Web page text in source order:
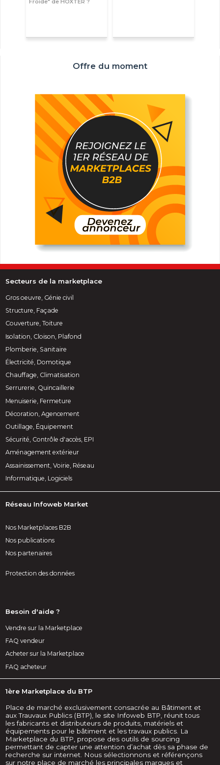
Offre du moment
Secteurs de la marketplace
Gros oeuvre, Génie civil
Structure, Façade
Couverture, Toiture
Isolation, Cloison, Plafond
Plomberie, Sanitaire
Électricité, Domotique
Chauffage, Climatisation
Serrurerie, Quincaillerie
Menuiserie, Fermeture
Décoration, Agencement
Outillage, Équipement
Sécurité, Contrôle d'accès, EPI
Aménagement extérieur
Assainissement, Voirie, Réseau
Informatique, Logiciels
Réseau Infoweb Market
Nos Marketplaces B2B
Nos publications
Nos partenaires
Protection des données
Besoin d'aide ?
Vendre sur la Marketplace
FAQ vendeur
Acheter sur la Marketplace
FAQ acheteur
1ère Marketplace du BTP
Place de marché exclusivement consacrée au Bâtiment et
aux Trauvaux Publics (BTP), le site Infoweb BTP, réunit tous
les fabricants et distributeurs de produits, matériels et
équipements pour le bâtiment et les travaux publics. La
Marketplace du BTP, propose des outils de sourcing
permettant de capter une attention d’achat dès sa phase de
recherche sur internet. Nous sélectionnons et référençons
sur notre place de marché les principales marques et